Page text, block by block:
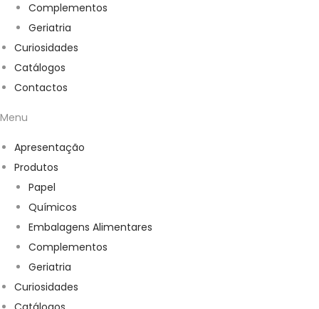
Complementos
Geriatria
Curiosidades
Catálogos
Contactos
Menu
Apresentação
Produtos
Papel
Químicos
Embalagens Alimentares
Complementos
Geriatria
Curiosidades